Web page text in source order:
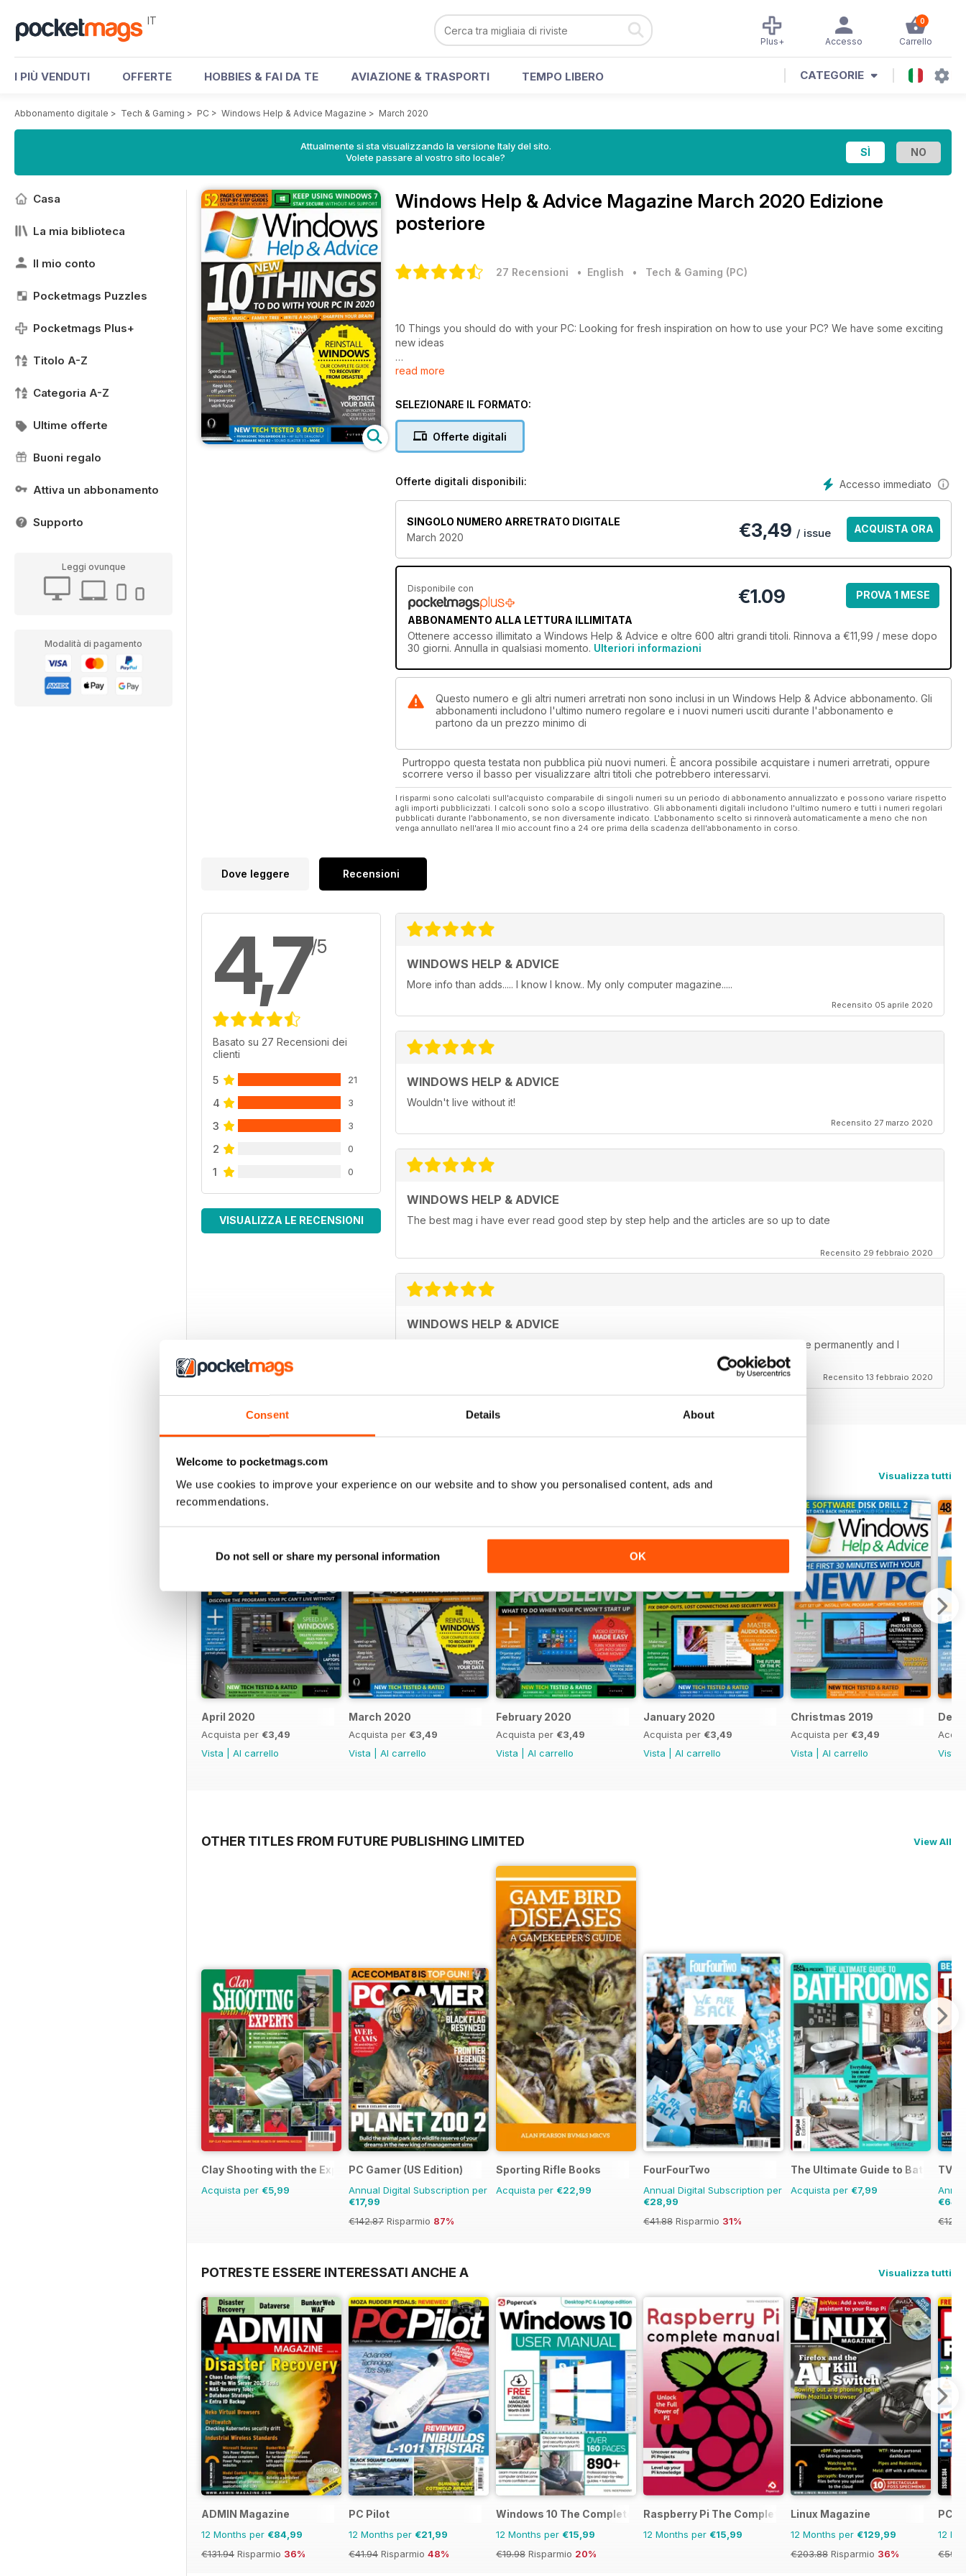
Consent Details About
Welcome to pocketmags.com
We use cookies to improve your experience on our website and to show you personalised content, ads and
recommendations.
Do not sell or share my personal information OK
IT 0
Carrello
Accesso
Plus+
I PIÙ VENDUTI OFFERTE HOBBIES & FAI DA TE AVIAZIONE & TRASPORTI TEMPO LIBERO CATEGORIE
Abbonamento digitale > Tech & Gaming > PC > Windows Help & Advice Magazine > March 2020
Attualmente si sta visualizzando la versione Italy del sito.
Volete passare al vostro sito locale?
Casa
La mia biblioteca
Il mio conto
Pocketmags Puzzles
Pocketmags Plus+
Titolo A-Z
Categoria A-Z
Ultime offerte
Buoni regalo
Attiva un abbonamento
Supporto
Leggi ovunque
Modalità di pagamento
Windows Help & Advice Magazine March 2020 Edizione
posteriore
27 Recensioni • English • Tech & Gaming (PC)
10 Things you should do with your PC: Looking for fresh inspiration on how to use your PC? We have some exciting
new ideas
Protect Your Data: Encrypt files, folders, and even entire drives to keep your information secure VR promised a
read more
SELEZIONARE IL FORMATO:
Offerte digitali
Accesso immediato
Offerte digitali disponibili:
SINGOLO NUMERO ARRETRATO DIGITALE
March 2020
€3,49 / issue ACQUISTA ORA
Disponibile con
ABBONAMENTO ALLA LETTURA ILLIMITATA
€1.09 PROVA 1 MESE
Ottenere accesso illimitato a Windows Help & Advice e oltre 600 altri grandi titoli. Rinnova a €11,99 / mese dopo
30 giorni. Annulla in qualsiasi momento. Ulteriori informazioni
Questo numero e gli altri numeri arretrati non sono inclusi in un Windows Help & Advice abbonamento. Gli
abbonamenti includono l'ultimo numero regolare e i nuovi numeri usciti durante l'abbonamento e
partono da un prezzo minimo di
Purtroppo questa testata non pubblica più nuovi numeri. È ancora possibile acquistare i numeri arretrati, oppure
scorrere verso il basso per visualizzare altri titoli che potrebbero interessarvi.
I risparmi sono calcolati sull'acquisto comparabile di singoli numeri su un periodo di abbonamento annualizzato e possono variare rispetto
agli importi pubblicizzati. I calcoli sono solo a scopo illustrativo. Gli abbonamenti digitali includono l'ultimo numero e tutti i numeri regolari
pubblicati durante l'abbonamento, se non diversamente indicato. L'abbonamento scelto si rinnoverà automaticamente a meno che non
venga annullato nell'area Il mio account fino a 24 ore prima della scadenza dell'abbonamento in corso.
Dove leggere Recensioni
4,7/5
Basato su 27 Recensioni dei
clienti
5 21
4 3
3 3
2 0
1 0
VISUALIZZA LE RECENSIONI
WINDOWS HELP & ADVICE
More info than adds..... I know I know.. My only computer magazine.....
Recensito 05 aprile 2020
WINDOWS HELP & ADVICE
Wouldn't live without it!
Recensito 27 marzo 2020
WINDOWS HELP & ADVICE
The best mag i have ever read good step by step help and the articles are so up to date
Recensito 29 febbraio 2020
WINDOWS HELP & ADVICE
Excellent magazine! I found always answer for my Windows problems. It is a tool I use permanently and I
Recensito 13 febbraio 2020
Visualizza tutti
April 2020
Acquista per €3,49
Vista
Al carrello
March 2020
Acquista per €3,49
Vista
Al carrello
February 2020
Acquista per €3,49
Vista
Al carrello
January 2020
Acquista per €3,49
Vista
Al carrello
Christmas 2019
Acquista per €3,49
Vista
Al carrello
Vista
OTHER TITLES FROM FUTURE PUBLISHING LIMITED View All
Clay Shooting with the Experts
Acquista per €5,99
PC Gamer (US Edition)
Annual Digital Subscription per
€17,99
€142.87 Risparmio 87%
Sporting Rifle Books
Acquista per €22,99
FourFourTwo
Annual Digital Subscription per
€28,99
€41.88 Risparmio 31%
The Ultimate Guide to Bathrooms
Acquista per €7,99
TV
POTRESTE ESSERE INTERESSATI ANCHE A Visualizza tutti
ADMIN Magazine
12 Months per €84,99
€131.94 Risparmio 36%
PC Pilot
12 Months per €21,99
€41.94 Risparmio 48%
Windows 10 The Complete Manual
12 Months per €15,99
€19.98 Risparmio 20%
Raspberry Pi The Complete Manual
12 Months per €15,99
Linux Magazine
12 Months per €129,99
€203.88 Risparmio 36%
PC
12